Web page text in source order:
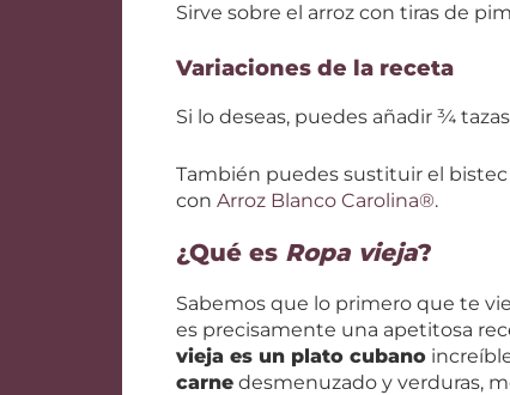
Sirve sobre el arroz con tiras de
Variaciones de la receta
Si lo deseas, puedes añadir ¾
También puedes sustituir el bistec
con Arroz Blanco Carolina®.
¿Qué es Ropa vieja?
Sabemos que lo primero que te
es precisamente una apetitosa
vieja es un plato cubano
carne desmenuzado y verduras,